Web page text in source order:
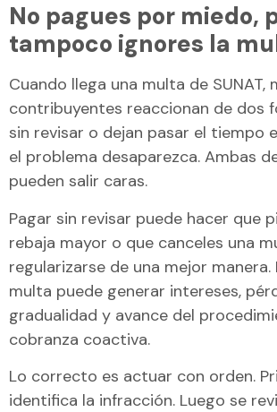
No pagues por miedo,
tampoco ignores la
Cuando llega una multa de SUNAT,
contribuyentes reaccionan de dos
sin revisar o dejan pasar el tiempo
el problema desaparezca. Ambas
pueden salir caras.
Pagar sin revisar puede hacer que
rebaja mayor o que canceles una
regularizarse de una mejor manera.
multa puede generar intereses,
gradualidad y avance del
cobranza coactiva.
Lo correcto es actuar con orden.
identifica la infracción. Luego se